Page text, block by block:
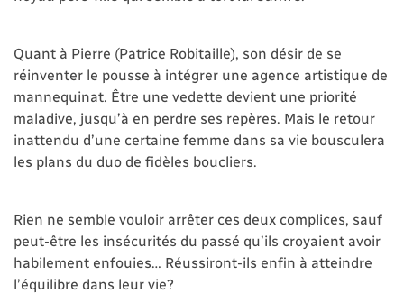
Quant à Pierre (Patrice Robitaille), son désir de se
réinventer le pousse à intégrer une agence artistique de
mannequinat. Être une vedette devient une priorité
maladive, jusqu’à en perdre ses repères. Mais le retour
inattendu d’une certaine femme dans sa vie bousculera
les plans du duo de fidèles boucliers.
Rien ne semble vouloir arrêter ces deux complices, sauf
peut-être les insécurités du passé qu’ils croyaient avoir
habilement enfouies… Réussiront-ils enfin à atteindre
l’équilibre dans leur vie?